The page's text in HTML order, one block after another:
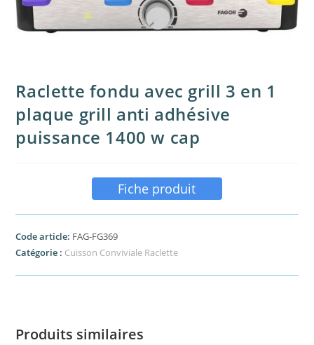
Raclette fondu avec grill 3 en 1
plaque grill anti adhésive
puissance 1400 w cap
Fiche produit
Code article: FAG-FG369
Catégorie : Cuisson Conviviale Raclette
Produits similaires